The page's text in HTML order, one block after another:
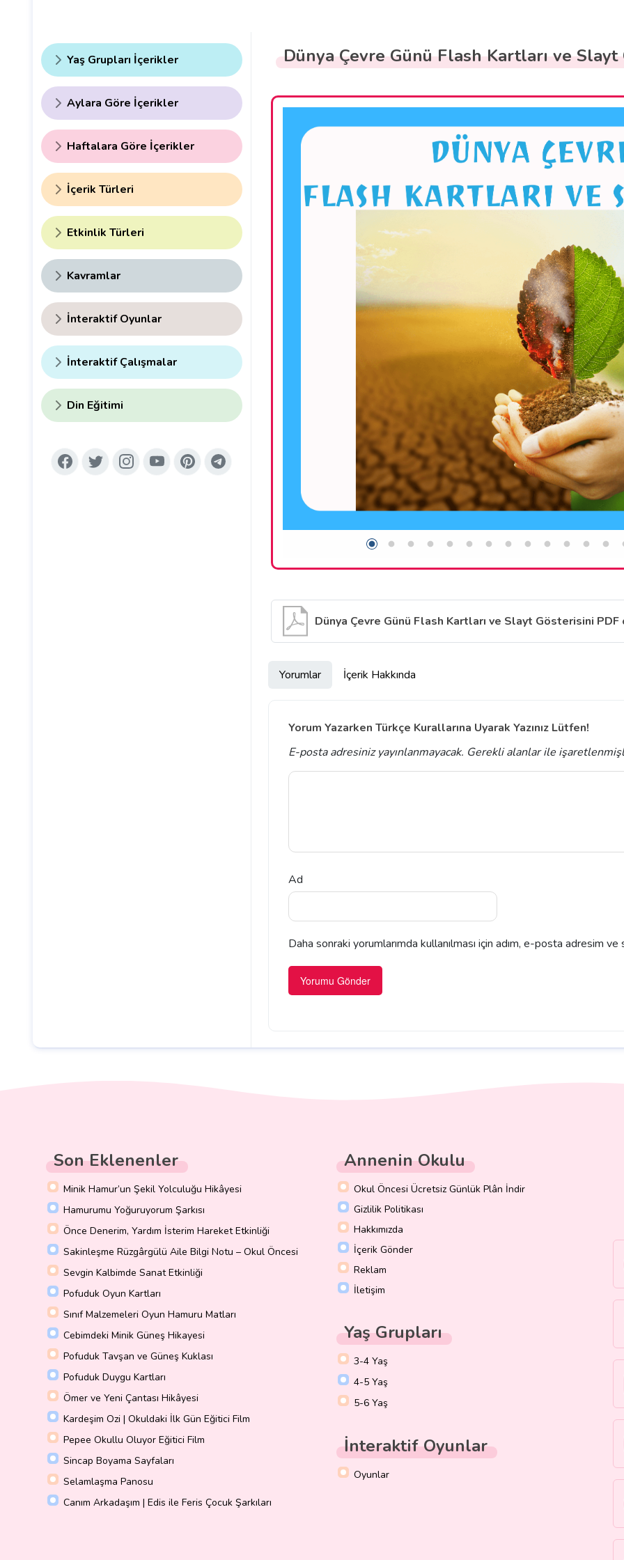
Yaş Grupları İçerikler
Aylara Göre İçerikler
Haftalara Göre İçerikler
İçerik Türleri
Etkinlik Türleri
Kavramlar
İnteraktif Oyunlar
İnteraktif Çalışmalar
Din Eğitimi
Dünya Çevre Günü Flash Kartları ve
Dünya Çevre Günü Flash Kartları ve Slayt Gösterisini PDF
Yorumlar İçerik Hakkında
Yorum Yazarken Türkçe Kurallarına Uyarak Yazınız Lütfen!
E-posta adresiniz yayınlanmayacak. Gerekli alanlarile
Ad
Daha sonraki yorumlarımda kullanılması için adım, e-posta adresim
Son Eklenenler
Minik Hamur’un Şekil Yolculuğu Hikâyesi
Hamurumu Yoğuruyorum Şarkısı
Önce Denerim, Yardım İsterim Hareket Etkinliği
Sakinleşme Rüzgârgülü Aile Bilgi Notu – Okul Öncesi
Sevgin Kalbimde Sanat Etkinliği
Pofuduk Oyun Kartları
Sınıf Malzemeleri Oyun Hamuru Matları
Cebimdeki Minik Güneş Hikayesi
Pofuduk Tavşan ve Güneş Kuklası
Pofuduk Duygu Kartları
Ömer ve Yeni Çantası Hikâyesi
Kardeşim Ozi | Okuldaki İlk Gün Eğitici Film
Pepee Okullu Oluyor Eğitici Film
Sincap Boyama Sayfaları
Selamlaşma Panosu
Canım Arkadaşım | Edis ile Feris Çocuk Şarkıları
Annenin Okulu
Okul Öncesi Ücretsiz Günlük Plân İndir
Gizlilik Politikası
Hakkımızda
İçerik Gönder
Reklam
İletişim
Yaş Grupları
3-4 Yaş
4-5 Yaş
5-6 Yaş
İnteraktif Oyunlar
Oyunlar